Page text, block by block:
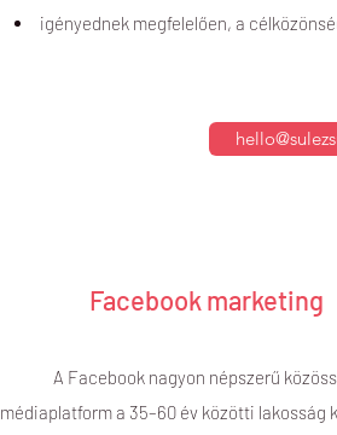
igényednek megfelelően, a
Facebook marketing
A Facebook nagyon népszerű
médiaplatform a 35–60 év közötti lakosság